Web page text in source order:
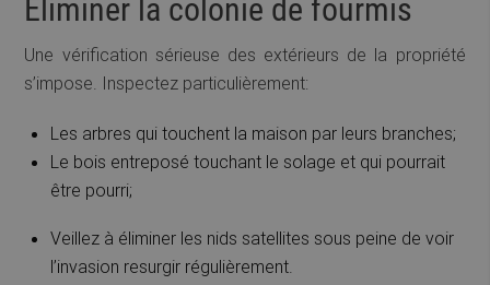
Éliminer la colonie de fourmis
Une vérification sérieuse des extérieurs de la propriété
s’impose. Inspectez particulièrement:
Les arbres qui touchent la maison par leurs branches;
Le bois entreposé touchant le solage et qui pourrait
être pourri;
Veillez à éliminer les nids satellites sous peine de voir
l’invasion resurgir régulièrement.